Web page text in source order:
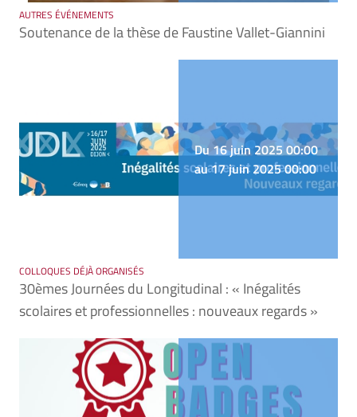
AUTRES ÉVÉNEMENTS
Soutenance de la thèse de Faustine Vallet-Giannini
Du 16 juin 2025 00:00
au 17 juin 2025 00:00
COLLOQUES DÉJÀ ORGANISÉS
30èmes Journées du Longitudinal : « Inégalités
scolaires et professionnelles : nouveaux regards »